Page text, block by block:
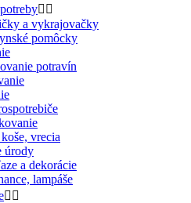
 
a vykrajovačky
pomôcky
potravín
vrecia
úrody
a dekorácie
lampáše
 